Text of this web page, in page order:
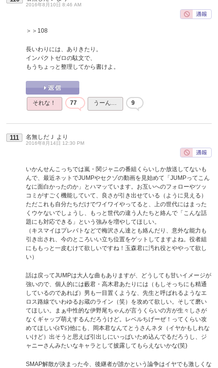
2016年8月10日 8:46 AM
＞＞108
長いわりには、ありきたり。
インパクトゼロの駄文で、
もうちょっと整理してから書けよ。
それな！ 77 うーん… 9
111 名無しだＪ より
2016年8月14日 12:30 PM
いかんせんこっちでは嵐・関ジャニの番組くらいしか放送してないも
んで、最近ネットでJUMPやセクゾの動画を見始めて「JUMPってこん
なに面白かったのか」とハマッています。お互いへのフォローやツッ
コミがすごく機能していて、良さが引き出せている（ように見える）
ただこれも自分たちだけでワイワイやってると、上の世代にはまった
くウケないでしょうし、もっと世代の違う人たちと絡んで「こんな話
題にも対応できる」という強みを増やしてほしい。
（キスマイはプレバトなどで梅沢さん達とも絡んだり、意外な能力も
引き出され、今のところいい立ち位置をゲットしてますよね。役者組
にももっと一皮むけて欲しいですね！玉森君に汚れ役とややって欲し
い）
話は戻ってJUMPは大人な曲もありますが、どうしても甘いイメージが
強いので、個人的には藪君・高木君あたりには（もしそっちにも精通
しているのであれば）男も一目置くような、先生と呼ばれるようなエ
ロス路線でいわゆるお蔵のライン（笑）を攻めて欲しい。そして磨い
てほしい。まぁ中性的な伊野尾ちゃんが言うくらいの方が生々しさが
なくギャップ萌えするんだろうけど。レベルちげーぜ！ってくらい攻
めてほしい(≧∇≦)他にも、岡本君なんてとうさんネタ（イヤかもしれな
いけど）出そうと思えば引出しにいっぱいため込んでるだろうし、ジ
ャニーさんみたいなキャラとして披露してもらえないかな(笑)
SMAP解散が決まった今、後継者が誰かという論争はイヤでも激しくな